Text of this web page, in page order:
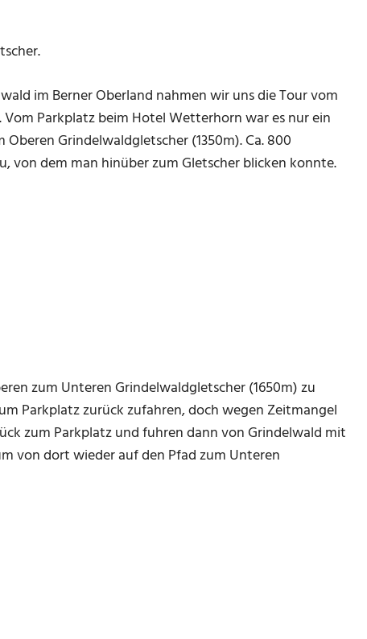
im Berner Oberland nahmen wir uns die Tour vom
Parkplatz beim Hotel Wetterhorn war es nur ein
Grindelwaldgletscher (1350m). Ca. 800
von dem man hinüber zum Gletscher blicken konnte.
zum Unteren Grindelwaldgletscher (1650m) zu
Parkplatz zurück zufahren, doch wegen Zeitmangel
zum Parkplatz und fuhren dann von Grindelwald mit
von dort wieder auf den Pfad zum Unteren